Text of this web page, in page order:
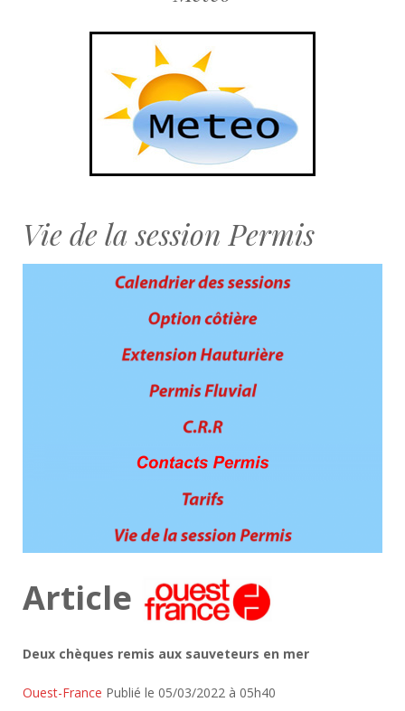
Vie de la session Permis
Article
Deux chèques remis aux sauveteurs en mer
Ouest-France Publié le 05/03/2022 à 05h40